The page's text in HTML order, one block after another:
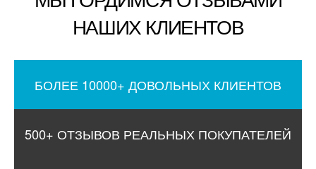
НАШИХ КЛИЕНТОВ
БОЛЕЕ 10000+ ДОВОЛЬНЫХ КЛИЕНТОВ
500+ ОТЗЫВОВ РЕАЛЬНЫХ ПОКУПАТЕЛЕЙ